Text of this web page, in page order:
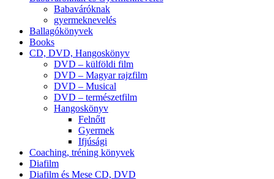
Babaváróknak
gyermeknevelés
Ballagókönyvek
Books
CD, DVD, Hangoskönyv
DVD – külföldi film
DVD – Magyar rajzfilm
DVD – Musical
DVD – természetfilm
Hangoskönyv
Felnőtt
Gyermek
Ifjúsági
Coaching, tréning könyvek
Diafilm
Diafilm és Mese CD, DVD